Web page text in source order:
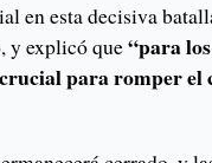
en esta decisiva
y explicó que“para
para romper el